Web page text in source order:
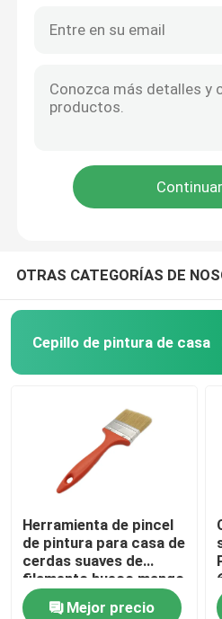
OTRAS CATEGORÍAS DE
Cepillo de pintura de casa
Herramienta de pincel
de pintura para casa de
cerdas suaves de
filamento hueco mango
de plástico
Mejor precio